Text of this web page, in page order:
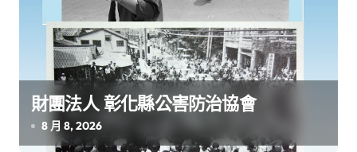
財團法人 彰化縣公害防治協會
8 月 8, 2026